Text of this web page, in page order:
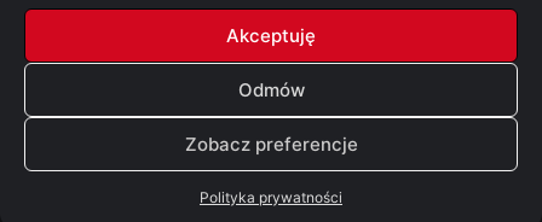
Akceptuję
Odmów
Zobacz preferencje
Polityka prywatności
© Copyright 2026, All Rights Reserved | FSGK.PL
Facebook
X YouTubeDiscord